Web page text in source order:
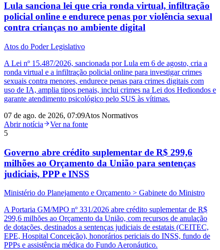
Lula sanciona lei que cria ronda virtual, infiltração
policial online e endurece penas por violência sexual
contra crianças no ambiente digital
Atos do Poder Legislativo
A Lei nº 15.487/2026, sancionada por Lula em 6 de agosto, cria a
ronda virtual e a infiltração policial online para investigar crimes
sexuais contra menores, endurece penas para crimes digitais com
uso de IA, amplia tipos penais, inclui crimes na Lei dos Hediondos e
garante atendimento psicológico pelo SUS às vítimas.
07 de ago. de 2026, 07:09Atos Normativos
Abrir notícia
Ver na fonte
5
Governo abre crédito suplementar de R$ 299,6
milhões ao Orçamento da União para sentenças
judiciais, PPP e INSS
Ministério do Planejamento e Orçamento > Gabinete do Ministro
A Portaria GM/MPO nº 331/2026 abre crédito suplementar de R$
299,6 milhões ao Orçamento da União, com recursos de anulação
de dotações, destinados a sentenças judiciais de estatais (CEITEC,
EPE, Hospital Conceição), honorários periciais do INSS, fundo de
PPPs e assistência médica do Fundo Aeronáutico.